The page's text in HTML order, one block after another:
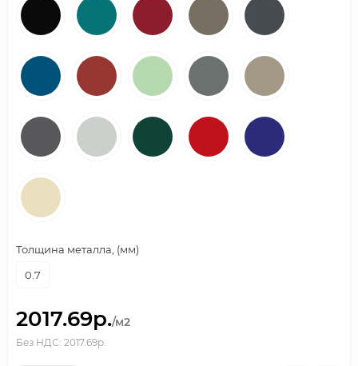
Толщина металла, (мм)
0.7
2017.69р./м2
Без НДС: 2017.69р.